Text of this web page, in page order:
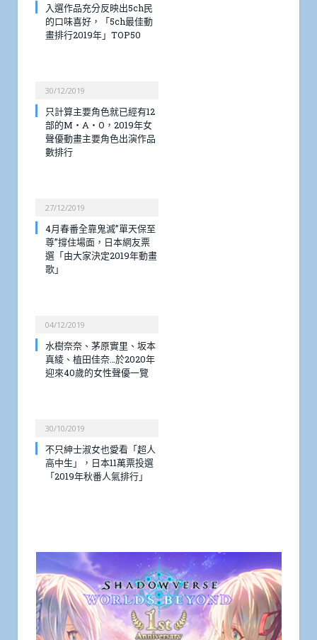
入選作品充分反映出5ch民
的口味喜好，「5ch最佳動
畫排行2019年」TOP50
30/12/2019
只計算主要角色就已經有12
部的M・A・O，2019年女
聲優動畫主要角色出演作品
數排行
27/12/2019
4月春番全靠鬼滅”單天保至
尊”撐住場面，日本網友票
選「由大家決定2019年動畫
歌」
04/12/2019
水樹奈奈、茅原實里、坂本
真綾、植田佳奈…於2020年
迎來40歲的女性聲優一覽
30/10/2019
不只紳士淑女也愛看「超人
高中生」，日本11萬票投選
「2019年秋番人氣排行」